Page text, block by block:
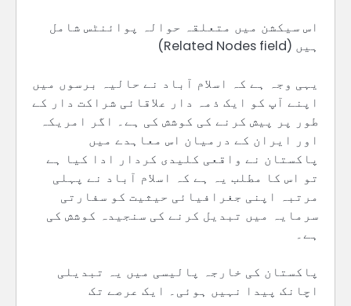
اس سیکشن میں متعلقہ حوالہ پوائنٹس شامل
ہیں (Related Nodes field)
یہی وجہ ہے کہ اسلام آباد نے حالیہ برسوں میں
اپنے آپ کو ایک ذمہ دار علاقائی شراکت دار کے
طور پر پیش کرنے کی کوشش کی ہے۔ اگر امریکہ
اور ایران کے درمیان اس معاہدے میں
پاکستان نے واقعی کلیدی کردار ادا کیا ہے
تو اس کا مطلب یہ ہے کہ اسلام آباد نے پہلی
مرتبہ اپنی جغرافیائی حیثیت کو سفارتی
سرمایہ میں تبدیل کرنے کی سنجیدہ کوشش کی
ہے۔
پاکستان کی خارجہ پالیسی میں یہ تبدیلی
اچانک پیدا نہیں ہوئی۔ ایک عرصے تک